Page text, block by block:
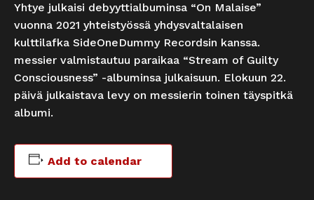
Yhtye julkaisi debyyttialbuminsa “On Malaise”
vuonna 2021 yhteistyössä yhdysvaltalaisen
kulttilafka SideOneDummy Recordsin kanssa.
messier valmistautuu paraikaa “Stream of Guilty
Consciousness” -albuminsa julkaisuun. Elokuun 22.
päivä julkaistava levy on messierin toinen täyspitkä
albumi.
Add to calendar